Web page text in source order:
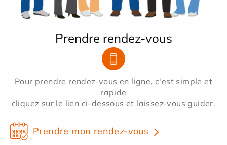
Prendre rendez-vous
Pour prendre rendez-vous en ligne, c'est simple et
rapide
cliquez sur le lien ci-dessous et laissez-vous guider.
Prendre mon rendez-vous